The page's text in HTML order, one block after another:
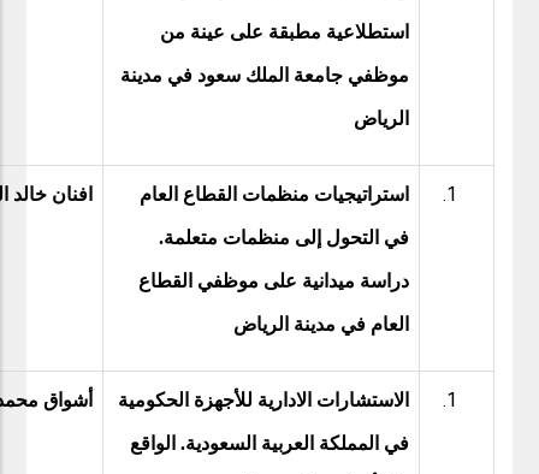
استطلاعية مطبقة على عينة من
موظفي جامعة الملك سعود في مدينة
الرياض
استراتيجيات منظمات القطاع العام
في التحول إلى منظمات متعلمة.
دراسة ميدانية على موظفي القطاع
العام في مدينة الرياض
افنان خالد
الاستشارات الادارية للأجهزة الحكومية
في المملكة العربية السعودية. الواقع
أشواق